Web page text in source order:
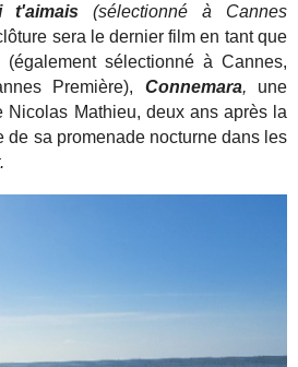
t'aimais (sélectionné à Cannes
sera le dernier film en tant que
sélectionné à Cannes,
Première), Connemara, une
Nicolas Mathieu, deux ans après la
de sa promenade nocturne dans les